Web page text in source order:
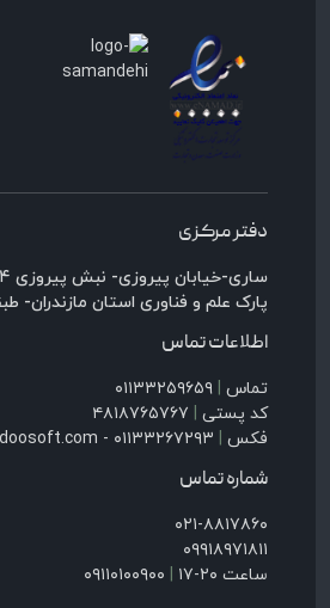
دفتر مرکزی
پارک علم و فناوری استان مازندران-
اطلاعات تماس
تماس | ۰۱۱۳۳۲۵۹۶۵۹
کد پستی | ۴۸۱۸۷۶۵۷۶۷
فکس | ۰۱۱۳۳۲۶۷۲۹۳ - info@jadoosoft.com
شماره تماس
۰۲۱-۸۸۱۷۸۶۰
۰۹۹۱۸۹۷۱۸۱۱
ساعت ۲۰-۱۷
| ۰۹۱۱۰۱۰۰۹۰۰